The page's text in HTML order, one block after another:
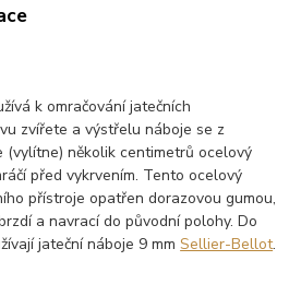
k omračování jatečních
zvířete a výstřelu náboje se z
(vylítne) několik centimetrů ocelový
před vykrvením. Tento ocelový
přístroje opatřen dorazovou gumou,
a navrací do původní polohy. Do
jateční náboje 9 mmSellier-Bellot.